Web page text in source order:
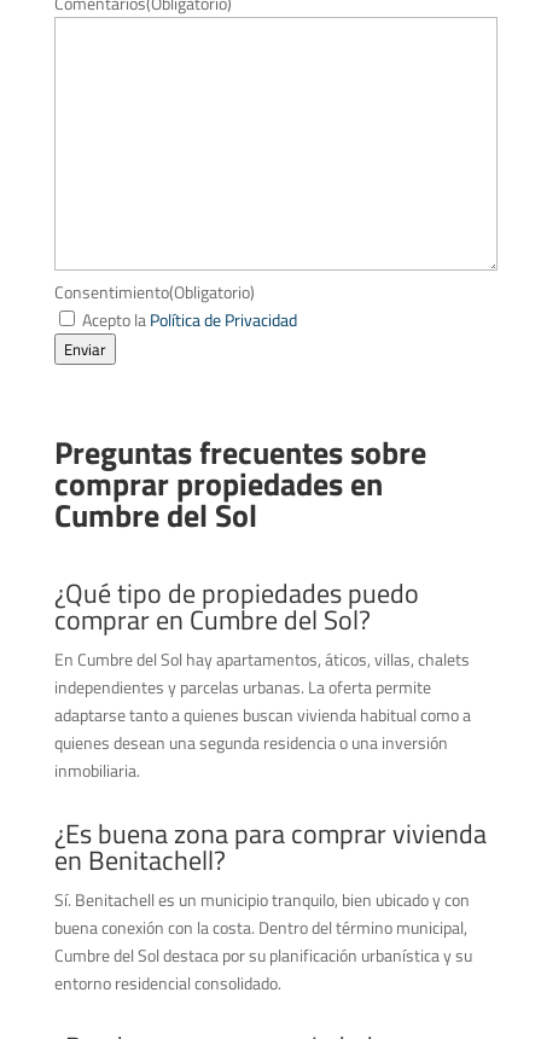
Consentimiento(Obligatorio)
Acepto laPolítica de Privacidad
Enviar
Preguntas frecuentes sobre
comprar propiedades en
Cumbre del Sol
¿Qué tipo de propiedades puedo
comprar en Cumbre del Sol?
En Cumbre del Sol hay apartamentos, áticos, villas, chalets
independientes y parcelas urbanas. La oferta permite
adaptarse tanto a quienes buscan vivienda habitual como a
quienes desean una segunda residencia o una inversión
inmobiliaria.
¿Es buena zona para comprar vivienda
en Benitachell?
Sí. Benitachell es un municipio tranquilo, bien ubicado y con
buena conexión con la costa. Dentro del término municipal,
Cumbre del Sol destaca por su planificación urbanística y su
entorno residencial consolidado.